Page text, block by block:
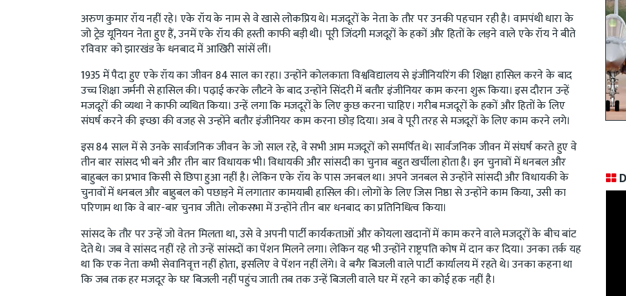
अरुण कुमार रॉय नहीं रहे। एके रॉय के नाम से वे खासे लोकप्रिय थे। मजदूरों के नेता के तौर पर उनकी पहचान रही है। वामपंथी धारा के
जो ट्रेड यूनियन नेता हुए हैं, उनमें एके रॉय की हस्ती काफी बड़ी थी। पूरी जिंदगी मजदूरों के हकों और हितों के लड़ने वाले एके रॉय ने बीते
रविवार को झारखंड के धनबाद में आखिरी सांसें लीं।
1935 में पैदा हुए एके रॉय का जीवन 84 साल का रहा। उन्होंने कोलकाता विश्वविद्यालय से इंजीनियरिंग की शिक्षा हासिल करने के बाद
उच्च शिक्षा जर्मनी से हासिल की। पढ़ाई करके लौटने के बाद उन्होंने सिंदरी में बतौर इंजीनियर काम करना शुरू किया। इस दौरान उन्हें
मजदूरों की व्यथा ने काफी व्यथित किया। उन्हें लगा कि मजदूरों के लिए कुछ करना चाहिए। गरीब मजदूरों के हकों और हितों के लिए
संघर्ष करने की इच्छा की वजह से उन्होंने बतौर इंजीनियर काम करना छोड़ दिया। अब वे पूरी तरह से मजदूरों के लिए काम करने लगे।
इस 84 साल में से उनके सार्वजनिक जीवन के जो साल रहे, वे सभी आम मजदूरों को समर्पित थे। सार्वजनिक जीवन में संघर्ष करते हुए वे
तीन बार सांसद भी बने और तीन बार विधायक भी। विधायकी और सांसदी का चुनाव बहुत खर्चीला होता है। इन चुनावों में धनबल और
बाहुबल का प्रभाव किसी से छिपा हुआ नहीं है। लेकिन एके रॉय के पास जनबल था। अपने जनबल से उन्होंने सांसदी और विधायकी के
चुनावों में धनबल और बाहुबल को पछाड़ने में लगातार कामयाबी हासिल की। लोगों के लिए जिस निष्ठा से उन्होंने काम किया, उसी का
परिणाम था कि वे बार-बार चुनाव जीते। लोकसभा में उन्होंने तीन बार धनबाद का प्रतिनिधित्व किया।
सांसद के तौर पर उन्हें जो वेतन मिलता था, उसे वे अपनी पार्टी कार्यकताओं और कोयला खदानों में काम करने वाले मजदूरों के बीच बांट
देते थे। जब वे सांसद नहीं रहे तो उन्हें सांसदों का पेंशन मिलने लगा। लेकिन यह भी उन्होंने राष्ट्रपति कोष में दान कर दिया। उनका तर्क यह
था कि एक नेता कभी सेवानिवृत्त नहीं होता, इसलिए वे पेंशन नहीं लेंगे। वे बगैर बिजली वाले पार्टी कार्यालय में रहते थे। उनका कहना था
कि जब तक हर मजदूर के घर बिजली नहीं पहुंच जाती तब तक उन्हें बिजली वाले घर में रहने का कोई हक नहीं है।